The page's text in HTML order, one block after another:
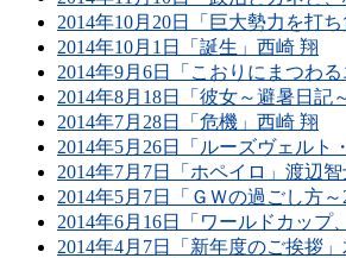
2014年10月20日「巨大勢力を打
2014年10月1日「誕生」西崎 翔
2014年9月6日「こおりにまつわ
2014年8月18日「彼女～避暑日記
2014年7月28日「危機」西崎 翔
2014年5月26日「ルーズヴェルト
2014年7月7日「ホペイロ」渡辺
2014年5月7日「ＧＷの過ごし方
2014年6月16日「ワールドカップ
2014年4月7日「新年度のご挨拶